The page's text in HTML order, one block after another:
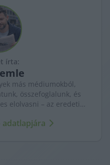
írta:
más médiumokból,
összefoglalunk, és
elolvasni – az eredeti
adatlapjára